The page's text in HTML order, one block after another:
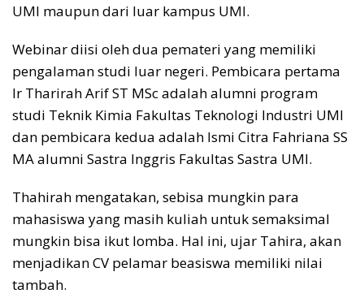
UMI maupun dari luar kampus UMI.
Webinar diisi oleh dua pemateri yang memiliki
pengalaman studi luar negeri. Pembicara pertama
Ir Tharirah Arif ST MSc adalah alumni program
studi Teknik Kimia Fakultas Teknologi Industri UMI
dan pembicara kedua adalah Ismi Citra Fahriana SS
MA alumni Sastra Inggris Fakultas Sastra UMI.
Thahirah mengatakan, sebisa mungkin para
mahasiswa yang masih kuliah untuk semaksimal
mungkin bisa ikut lomba. Hal ini, ujar Tahira, akan
menjadikan CV pelamar beasiswa memiliki nilai
tambah.